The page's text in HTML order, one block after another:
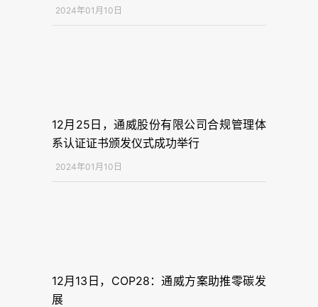
2024年01月10日
12月25日，通威股份有限公司合规管理体
系认证证书颁发仪式成功举行
2024年01月10日
12月13日，COP28：通威方案助推零碳发
展